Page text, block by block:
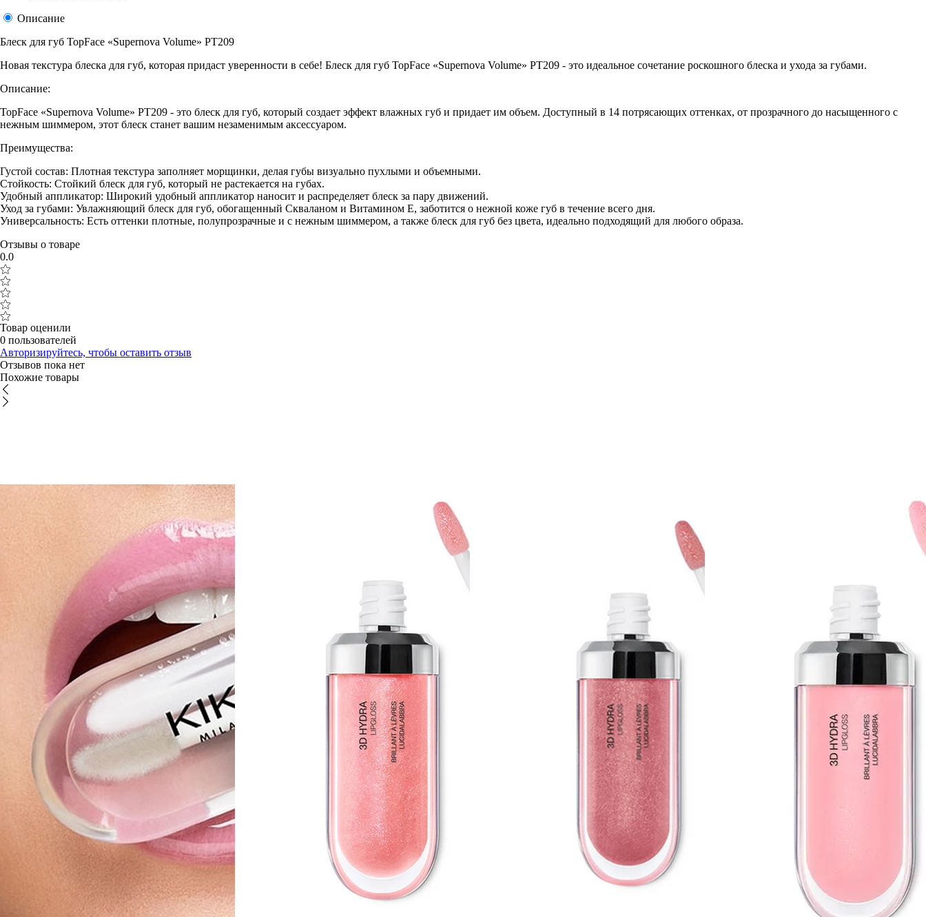
Описание
Блеск для губ TopFace «Supernova Volume» PT209
Новая текстура блеска для губ, которая придаст уверенности в себе! Блеск для губ TopFace «Supernova Volume» PT209 - это идеальное сочетание роскошного блеска и ухода за губами.
Описание:
TopFace «Supernova Volume» PT209 - это блеск для губ, который создает эффект влажных губ и придает им объем. Доступный в 14 потрясающих оттенках, от прозрачного до насыщенного с
нежным шиммером, этот блеск станет вашим незаменимым аксессуаром.
Преимущества:
Густой состав: Плотная текстура заполняет морщинки, делая губы визуально пухлыми и объемными.
Стойкость: Стойкий блеск для губ, который не растекается на губах.
Удобный аппликатор: Широкий удобный аппликатор наносит и распределяет блеск за пару движений.
Уход за губами: Увлажняющий блеск для губ, обогащенный Скваланом и Витамином Е, заботится о нежной коже губ в течение всего дня.
Универсальность: Есть оттенки плотные, полупрозрачные и с нежным шиммером, а также блеск для губ без цвета, идеально подходящий для любого образа.
Отзывы о товаре
0.0
Товар оценили
0 пользователей
Авторизируйтесь, чтобы оставить отзыв
Отзывов пока нет
Похожие товары